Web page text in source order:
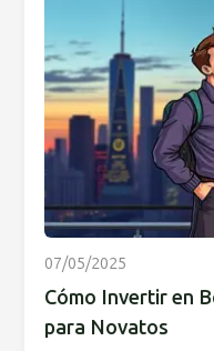
07/05/2025
Cómo Invertir en
para Novatos